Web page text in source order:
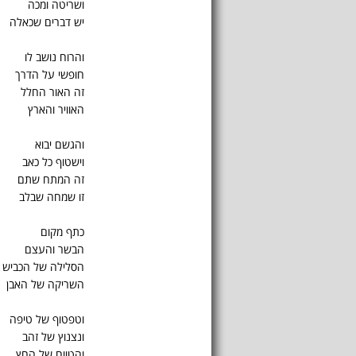
ושריטה ומכה
יש דברים שכאלה
והרוח נושב לו
חופשי על הדרך
זה האור החלל
האוויר והארץ
והגשם יבוא
וישטוף כל כאב
זה המתח שתם
זו שמחה שבלב
כתף מקום
הבשר והעצם
הסלילה של הכביש
השריקה של האבן
וטפטוף של טיפה
ונצנוץ של זהב